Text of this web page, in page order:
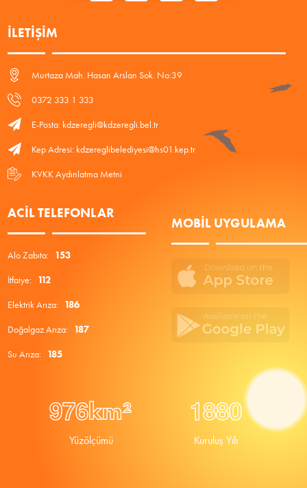
İLETIŞIM
Murtaza Mah. Hasan Arslan Sok. No:39
0372 333 1 333
E-Posta: kdzeregli@kdzeregli.bel.tr
Kep Adresi: kdzereglibelediyesi@hs01.kep.tr
KVKK Aydınlatma Metni
ACIL TELEFONLAR
Alo Zabıta: 153
İtfaiye: 112
Elektrik Arıza: 186
Doğalgaz Arıza: 187
Su Arıza: 185
MOBIL UYGULAMA
976km²
Yüzölçümü
1880
Kuruluş Yılı